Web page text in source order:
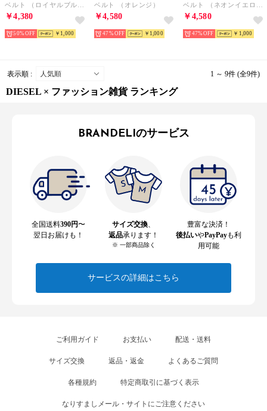
￥4,380
50% ￥1,000
ベルト （オレンジ）
￥4,580
47% ￥1,000
￥4,580
47% ￥1,000
表示順 : 1 ～ 9件 (全9件)
DIESEL × ファッション雑貨 ランキング
BRANDELIのサービス
全国送料390円〜
翌日お届けも！
サイズ交換、
返品承ります！
※ 一部商品除く
豊富な決済！
後払いやPayPayも利
用可能
サービスの詳細はこちら
ご利用ガイド お支払い 配送・送料
サイズ交換 返品・返金 よくあるご質問
各種規約 特定商取引に基づく表示
なりすましメール・サイトにご注意ください